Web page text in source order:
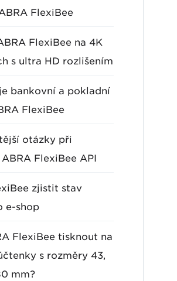
FlexiBee
FlexiBee na 4K
s ultra HD rozlišením
bankovní a pokladní
FlexiBee
otázky při
FlexiBee API
zjistit stav
e-shop
FlexiBee tisknout na
s rozměry 43,
mm?